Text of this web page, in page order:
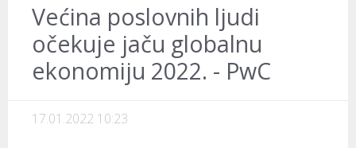
Većina poslovnih ljudi
očekuje jaču globalnu
ekonomiju 2022. - PwC
17.01.2022 10:23